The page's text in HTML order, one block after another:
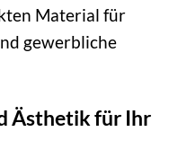
Material für
gewerbliche
Ästhetik für Ihr